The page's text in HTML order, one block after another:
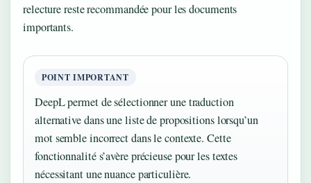
relecture reste recommandée pour les documents
importants.
POINT IMPORTANT
DeepL permet de sélectionner une traduction
alternative dans une liste de propositions lorsqu’un
mot semble incorrect dans le contexte. Cette
fonctionnalité s’avère précieuse pour les textes
nécessitant une nuance particulière.